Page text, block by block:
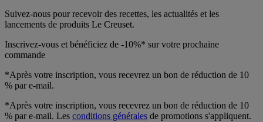
Suivez-nous pour recevoir des recettes, les actualités et les
lancements de produits Le Creuset.
Inscrivez-vous et bénéficiez de -10%* sur votre prochaine
commande
*Après votre inscription, vous recevrez un bon de réduction de 10
% par e-mail.
*Après votre inscription, vous recevrez un bon de réduction de 10
% par e-mail. Les conditions générales de promotions s'appliquent.